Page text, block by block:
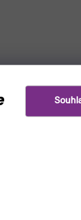
Lístkovec